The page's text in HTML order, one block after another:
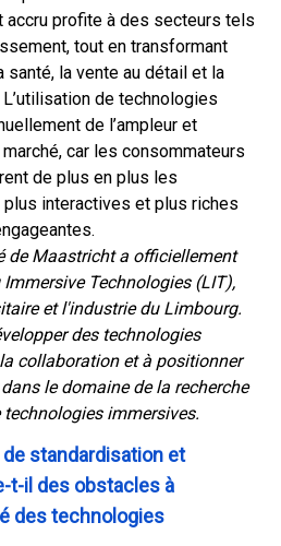
accru profite à des secteurs tels
tout en transformant
santé, la vente au détail et la
de technologies
de l’ampleur et
car les consommateurs
de plus en plus les
interactives et plus riches
de Maastricht a officiellement
Technologies (LIT),
et l'industrie du Limbourg.
des technologies
collaboration et à positionner
le domaine de la recherche
immersives.
standardisation et
t-il des obstacles à
des technologies